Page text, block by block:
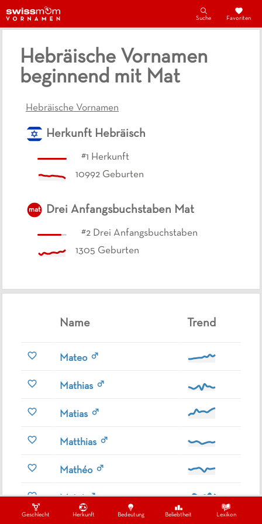
Geschlecht Herkunft Bedeutung Beliebtheit Lexikon
Suche Favoriten
Hebräische Vornamen
beginnend mit Mat
Hebräische Vornamen
Herkunft Hebräisch
#1 Herkunft
10992 Geburten
mat Drei Anfangsbuchstaben Mat
#2 Drei Anfangsbuchstaben
1305 Geburten
Name Trend
Mateo
Mathias
Matias
Matthias
Mathéo
Matej